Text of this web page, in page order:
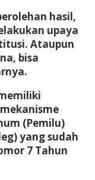
hasil,
upaya
Ataupun
bisa
(Pemilu)
yang sudah
7 Tahun